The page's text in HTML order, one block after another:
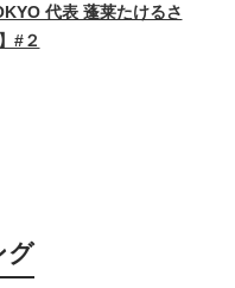
代表 蓬莱たけるさ
#２
グ